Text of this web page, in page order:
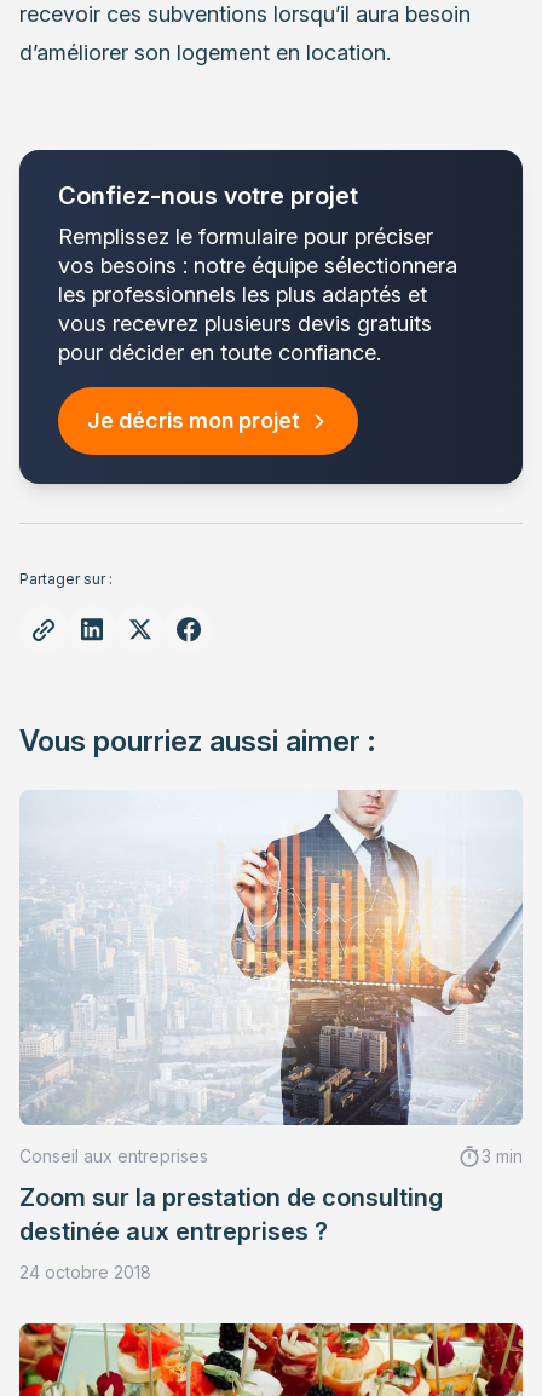
recevoir ces subventions lorsqu’il aura besoin
d’améliorer son logement en location.
Confiez-nous votre projet
Remplissez le formulaire pour préciser
vos besoins : notre équipe sélectionnera
les professionnels les plus adaptés et
vous recevrez plusieurs devis gratuits
pour décider en toute confiance.
Je décris mon projet
Partager sur :
Vous pourriez aussi aimer :
Conseil aux entreprises 3 min
Zoom sur la prestation de consulting
destinée aux entreprises ?
24 octobre 2018